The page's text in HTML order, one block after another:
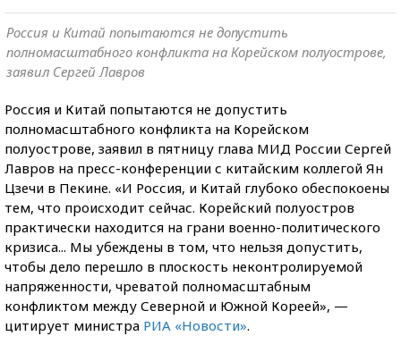
Россия и Китай попытаются не допустить
полномасштабного конфликта на Корейском полуострове,
заявил Сергей Лавров
Россия и Китай попытаются не допустить
полномасштабного конфликта на Корейском
полуострове, заявил в пятницу глава МИД России Сергей
Лавров на пресс-конференции с китайским коллегой Ян
Цзечи в Пекине. «И Россия, и Китай глубоко обеспокоены
тем, что происходит сейчас. Корейский полуостров
практически находится на грани военно-политического
кризиса... Мы убеждены в том, что нельзя допустить,
чтобы дело перешло в плоскость неконтролируемой
напряженности, чреватой полномасштабным
конфликтом между Северной и Южной Кореей», —
цитирует министра РИА «Новости».